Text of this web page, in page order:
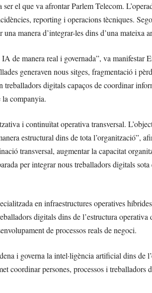
el que va afrontar Parlem Telecom.
reporting i operacions tècniques.
manera d’integrar-les dins d’una mateixa
de manera real i governada”, va manifestar
generaven nous sitges, fragmentació i
treballadors digitals capaços de coordinar
la companyia.
i continuïtat operativa transversal.
estructural dins de tota l’organització”,
transversal, augmentar la capacitat
per integrar nous treballadors digitals
en infraestructures operatives
digitals dins de l’estructura operativa
de processos reals de negoci.
i governa la intel·ligència artificial dins de
coordinar persones, processos i treballadors